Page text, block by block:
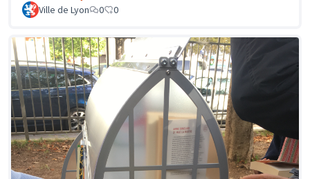
Ville de Lyon 0 0